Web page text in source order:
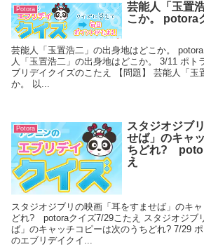
Potora
芸能人「玉置
こか。 potora
芸能人「玉置浩二」の出身地はどこか。
人「玉置浩二」の出身地はどこか。 3/11 ポト
ブリデイクイズのこたえ 【問題】 芸能人「玉
か。 以...
Potora
スタジオジブ
せば」のキャ
ちどれ?
え
スタジオジブリの映画「耳をすませば」のキ
どれ? potoraクイズ7/29こたえ スタジオジブ
ば」のキャッチコピーは次のうちどれ? 7/29
のエブリデイクイ...